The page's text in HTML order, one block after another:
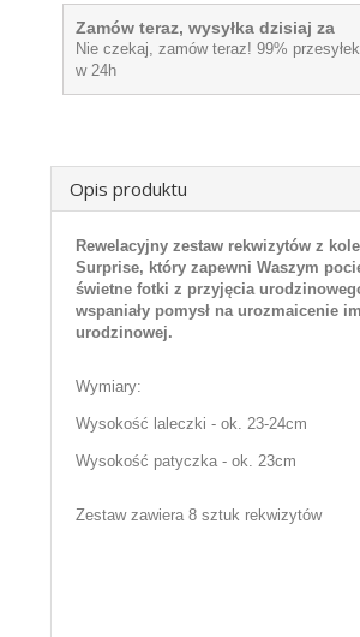
Zamów teraz, wysyłka dzisiaj za
Nie czekaj, zamów teraz! 99%
w 24h
Opis produktu
Rewelacyjny zestaw rekwizytów z
Surprise, który zapewni Waszym
świetne fotki z przyjęcia
wspaniały pomysł na urozmaicenie
urodzinowej.
Wymiary:
Wysokość laleczki - ok. 23-24cm
Wysokość patyczka - ok. 23cm
Zestaw zawiera 8 sztuk rekwizytów